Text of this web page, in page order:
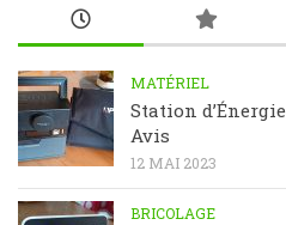
MATÉRIEL
Station
Avis
12 MAI 2023
BRICOLAGE